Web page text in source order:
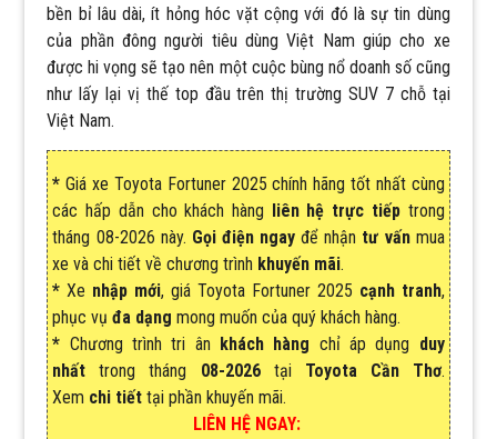
bền bỉ lâu dài, ít hỏng hóc vặt cộng với đó là sự tin dùng
của phần đông người tiêu dùng Việt Nam giúp cho xe
được hi vọng sẽ tạo nên một cuộc bùng nổ doanh số cũng
như lấy lại vị thế top đầu trên thị trường SUV 7 chỗ tại
Việt Nam.
* Giá xe Toyota Fortuner 2025chính hãng tốt nhất cùng
các hấp dẫn cho khách hàng liên hệ trực tiếp trong
tháng 08-2026 này. Gọi điện ngay để nhận tư vấn mua
xe và chi tiết về chương trình khuyến mãi.
* Xe nhập mới, giá Toyota Fortuner 2025 cạnh tranh,
phục vụ đa dạng mong muốn của quý khách hàng.
* Chương trình tri ân khách hàng chỉ áp dụng duy
nhất
trong tháng 08-2026 tại Toyota Cần Thơ.
Xem chi tiết tại phần khuyến mãi.
LIÊN HỆ NGAY: